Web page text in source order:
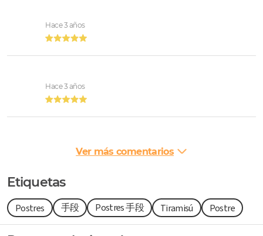
Hace 3 años
Hace 3 años
Ver más comentarios
Etiquetas
Postres 手段 Postres 手段 Tiramisú Postre